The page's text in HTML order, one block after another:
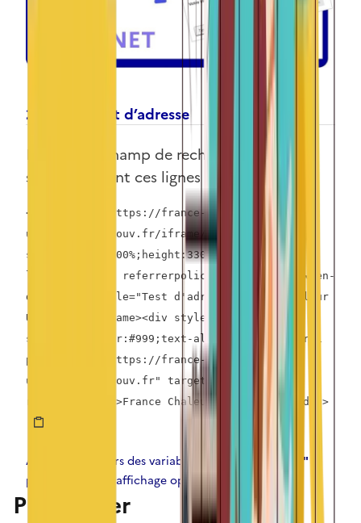
2- Iframe test d’adresse
Intégrez le champ de recherche sur votre
site en copiant ces lignes de code :
<iframe src="https://france-chaleur-
urbaine.beta.gouv.fr/iframe/form"
style="width:100%;height:330px;border:0;"
loading="lazy" referrerpolicy="no-referrer-when-
downgrade" title="Test d'adresse France Chaleur
Urbaine"></iframe><div style="font-
size:11px;color:#999;text-align:right;">Fourni
par <a href="https://france-chaleur-
urbaine.beta.gouv.fr" target="_blank"
rel="noopener">France Chaleur Urbaine</a></div>
Ajustez les valeurs des variables
"height"
pour obtenir un affichage optimal sur votre site.
Prospecter